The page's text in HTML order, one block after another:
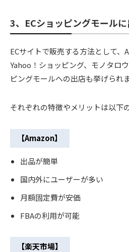
3、ECショッピングモール
ECサイトで販売する方法として、
Yahoo！ショッピング、モノタロ
ピングモールへの出店も挙げられま
それぞれの特徴やメリットは以下
【Amazon】
出品が簡単
国内外にユーザーが多い
月額固定費が安価
FBAの利用が可能
【楽天市場】